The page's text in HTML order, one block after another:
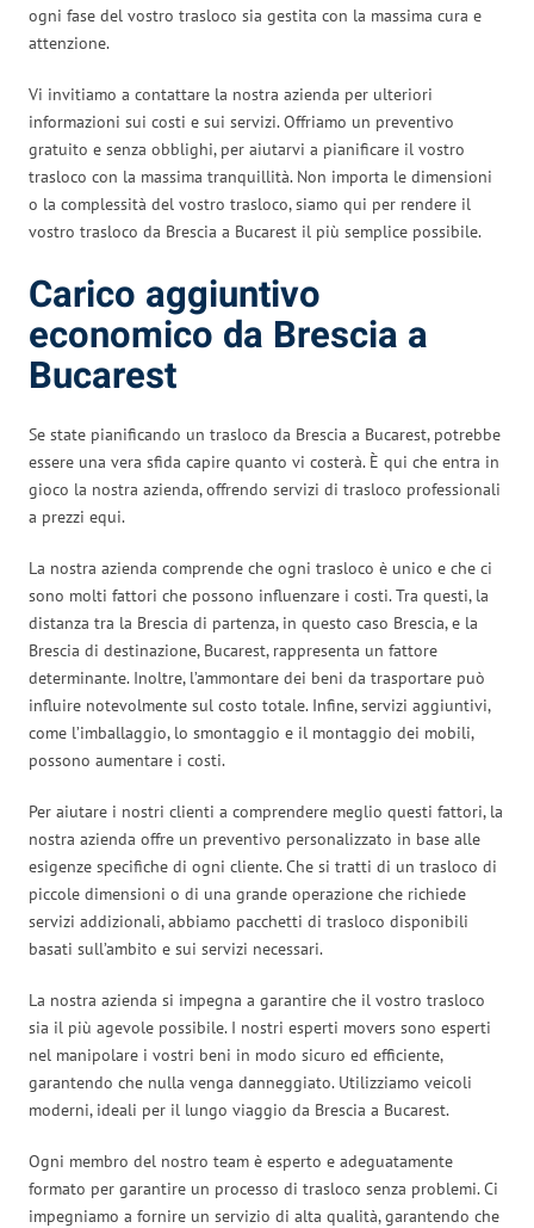
ogni fase del vostro trasloco sia gestita con la massima cura e
attenzione.
Vi invitiamo a contattare la nostra azienda per ulteriori
informazioni sui costi e sui servizi. Offriamo un preventivo
gratuito e senza obblighi, per aiutarvi a pianificare il vostro
trasloco con la massima tranquillità. Non importa le dimensioni
o la complessità del vostro trasloco, siamo qui per rendere il
vostro trasloco da Brescia a Bucarest il più semplice possibile.
Carico aggiuntivo
economico da Brescia a
Bucarest
Se state pianificando un trasloco da Brescia a Bucarest, potrebbe
essere una vera sfida capire quanto vi costerà. È qui che entra in
gioco la nostra azienda, offrendo servizi di trasloco professionali
a prezzi equi.
La nostra azienda comprende che ogni trasloco è unico e che ci
sono molti fattori che possono influenzare i costi. Tra questi, la
distanza tra la Brescia di partenza, in questo caso Brescia, e la
Brescia di destinazione, Bucarest, rappresenta un fattore
determinante. Inoltre, l’ammontare dei beni da trasportare può
influire notevolmente sul costo totale. Infine, servizi aggiuntivi,
come l’imballaggio, lo smontaggio e il montaggio dei mobili,
possono aumentare i costi.
Per aiutare i nostri clienti a comprendere meglio questi fattori, la
nostra azienda offre un preventivo personalizzato in base alle
esigenze specifiche di ogni cliente. Che si tratti di un trasloco di
piccole dimensioni o di una grande operazione che richiede
servizi addizionali, abbiamo pacchetti di trasloco disponibili
basati sull’ambito e sui servizi necessari.
La nostra azienda si impegna a garantire che il vostro trasloco
sia il più agevole possibile. I nostri esperti movers sono esperti
nel manipolare i vostri beni in modo sicuro ed efficiente,
garantendo che nulla venga danneggiato. Utilizziamo veicoli
moderni, ideali per il lungo viaggio da Brescia a Bucarest.
Ogni membro del nostro team è esperto e adeguatamente
formato per garantire un processo di trasloco senza problemi. Ci
impegniamo a fornire un servizio di alta qualità, garantendo che